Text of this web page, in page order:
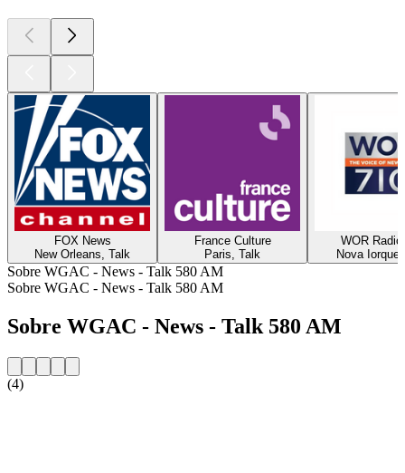
FOX News
New Orleans, Talk
France Culture
Paris, Talk
WOR Radio
Nova
Sobre WGAC - News - Talk 580 AM
Sobre WGAC - News - Talk 580 AM
Sobre WGAC - News - Talk 580 AM
(4)